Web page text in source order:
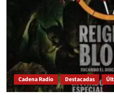
Cadena Radio Destacadas